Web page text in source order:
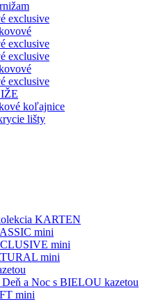
exclusive
exclusive
exclusive
exclusive
koľajnice
lišty
KARTEN
mini
mini
mini
a Noc s BIELOU kazetou
mini